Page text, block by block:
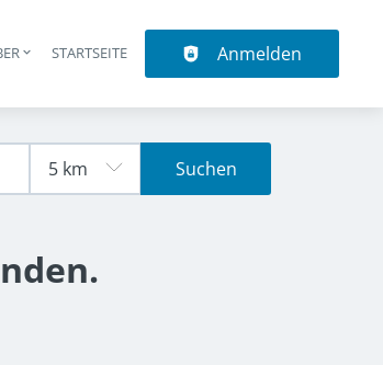
STARTSEITE Anmelden
Suchen